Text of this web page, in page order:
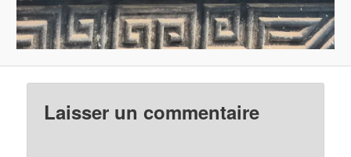
Laisser un commentaire